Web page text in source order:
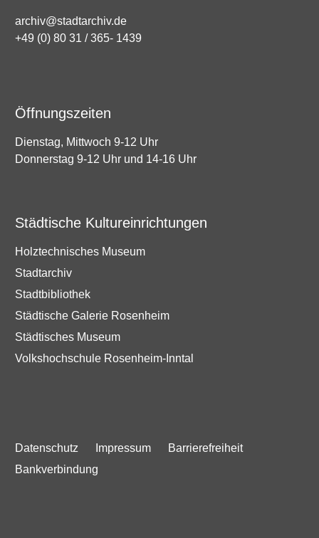
archiv@stadtarchiv.de
+49 (0) 80 31 / 365- 1439
Öffnungszeiten
Dienstag, Mittwoch 9-12 Uhr
Donnerstag 9-12 Uhr und 14-16 Uhr
Städtische Kultureinrichtungen
Holztechnisches Museum
Stadtarchiv
Stadtbibliothek
Städtische Galerie Rosenheim
Städtisches Museum
Volkshochschule Rosenheim-Inntal
Datenschutz Impressum
Barrierefreiheit
Bankverbindung